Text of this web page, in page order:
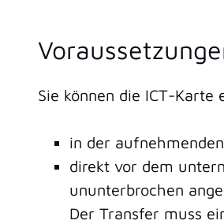
Sie können die ICT-Karte
in der
direkt vor dem
ununterbrochen
Der Transfer muss